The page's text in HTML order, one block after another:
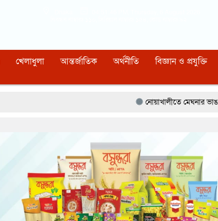
খেলাধুলা আন্তর্জাতিক অর্থনীতি বিজ্ঞান ও প্রযুক্তি
নোয়াখালীতে মেঘনার ভাঙনরোধে জিও ব্যাগ